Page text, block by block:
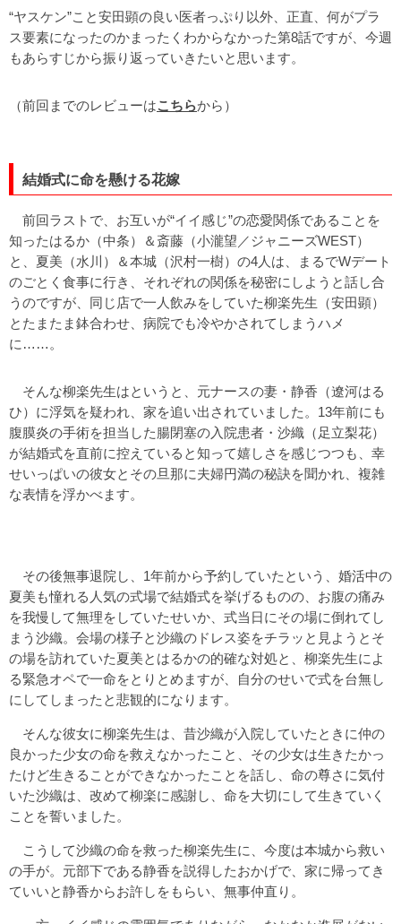
“ヤスケン”こと安田顕の良い医者っぷり以外、正直、何がプラ
ス要素になったのかまったくわからなかった第8話ですが、今週
もあらすじから振り返っていきたいと思います。
（前回までのレビューはこちらから）
結婚式に命を懸ける花嫁
前回ラストで、お互いが“イイ感じ”の恋愛関係であることを
知ったはるか（中条）＆斎藤（小瀧望／ジャニーズWEST）
と、夏美（水川）＆本城（沢村一樹）の4人は、まるでWデート
のごとく食事に行き、それぞれの関係を秘密にしようと話し合
うのですが、同じ店で一人飲みをしていた柳楽先生（安田顕）
とたまたま鉢合わせ、病院でも冷やかされてしまうハメ
に……。
そんな柳楽先生はというと、元ナースの妻・静香（遼河はる
ひ）に浮気を疑われ、家を追い出されていました。13年前にも
腹膜炎の手術を担当した腸閉塞の入院患者・沙織（足立梨花）
が結婚式を直前に控えていると知って嬉しさを感じつつも、幸
せいっぱいの彼女とその旦那に夫婦円満の秘訣を聞かれ、複雑
な表情を浮かべます。
その後無事退院し、1年前から予約していたという、婚活中の
夏美も憧れる人気の式場で結婚式を挙げるものの、お腹の痛み
を我慢して無理をしていたせいか、式当日にその場に倒れてし
まう沙織。会場の様子と沙織のドレス姿をチラッと見ようとそ
の場を訪れていた夏美とはるかの的確な対処と、柳楽先生によ
る緊急オペで一命をとりとめますが、自分のせいで式を台無し
にしてしまったと悲観的になります。
そんな彼女に柳楽先生は、昔沙織が入院していたときに仲の
良かった少女の命を救えなかったこと、その少女は生きたかっ
たけど生きることができなかったことを話し、命の尊さに気付
いた沙織は、改めて柳楽に感謝し、命を大切にして生きていく
ことを誓いました。
こうして沙織の命を救った柳楽先生に、今度は本城から救い
の手が。元部下である静香を説得したおかげで、家に帰ってき
ていいと静香からお許しをもらい、無事仲直り。